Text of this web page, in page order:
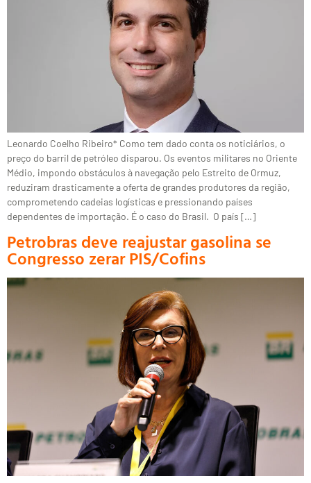
Leonardo Coelho Ribeiro* Como tem dado conta os noticiários, o
preço do barril de petróleo disparou. Os eventos militares no Oriente
Médio, impondo obstáculos à navegação pelo Estreito de Ormuz,
reduziram drasticamente a oferta de grandes produtores da região,
comprometendo cadeias logísticas e pressionando países
dependentes de importação. É o caso do Brasil. O país […]
Petrobras deve reajustar gasolina se
Congresso zerar PIS/Cofins